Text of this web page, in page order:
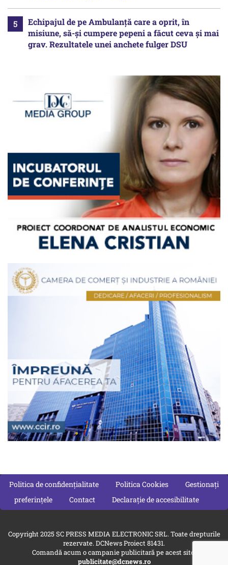
Echipajul de pe Ambulanță care a oprit, în
misiune, să-și cumpere pepeni a făcut ceva și mai
grav. Rezultatele unei anchete fulger DSU
Politica de confidențialitate Politica Cookies
Gestionați
preferințele
Contact Declarație de accesibilitate
Copyright 2025 SC PRESS MEDIA ELECTRONIC SRL. Toate drepturile
rezervate. DCNews Proiect 81431.
Comandă acum o campanie publicitară pe acest site:
publicitate@dcnews.ro